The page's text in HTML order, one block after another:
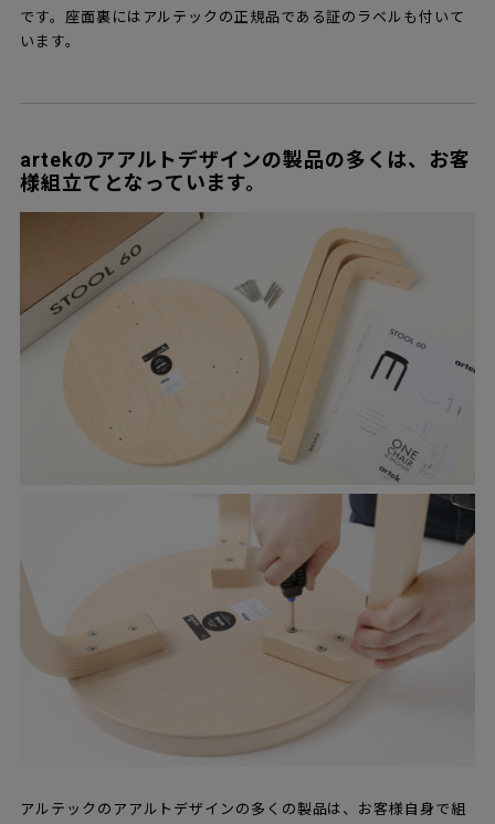
です。座面裏にはアルテックの正規品である証のラベルも付いて
います。
artekのアアルトデザインの製品の多くは、お客
様組立てとなっています。
アルテックのアアルトデザインの多くの製品は、お客様自身で組